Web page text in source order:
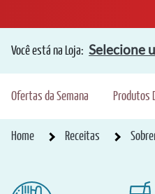
Você está na Loja: Selecione
Ofertas da Semana Produtos
Home Receitas